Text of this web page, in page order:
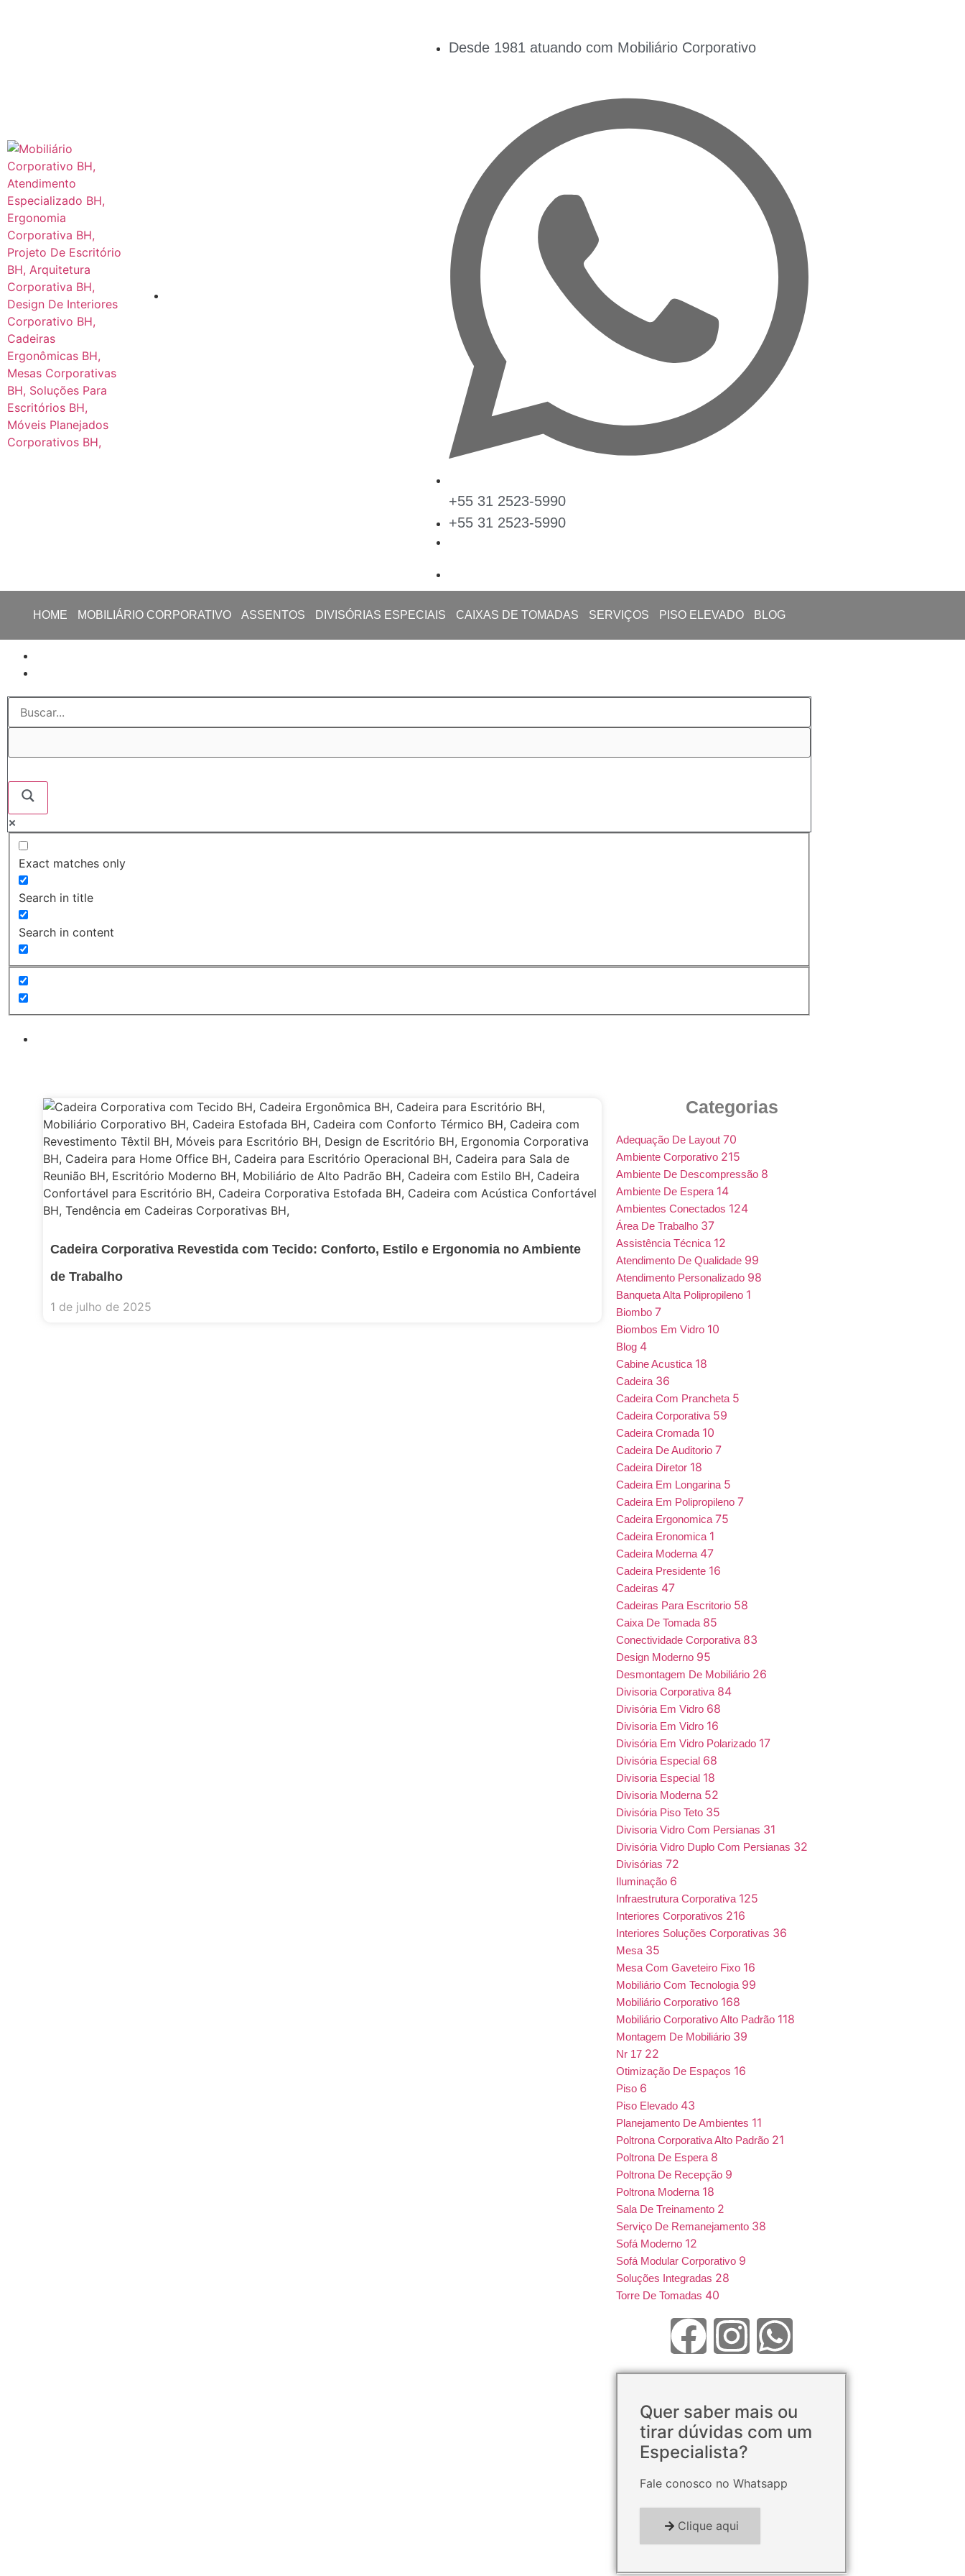
Desde 1981 atuando com Mobiliário Corporativo
+55 31 2523-5990
+55 31 2523-5990
HOME MOBILIÁRIO CORPORATIVO ASSENTOS DIVISÓRIAS ESPECIAIS CAIXAS DE TOMADAS SERVIÇOS PISO ELEVADO BLOG
Exact matches only
Search in title
Search in content
Cadeira Corporativa Revestida com Tecido: Conforto, Estilo e Ergonomia no Ambiente
de Trabalho
1 de julho de 2025
Categorias
Adequação De Layout 70
Ambiente Corporativo 215
Ambiente De Descompressão 8
Ambiente De Espera 14
Ambientes Conectados 124
Área De Trabalho 37
Assistência Técnica 12
Atendimento De Qualidade 99
Atendimento Personalizado 98
Banqueta Alta Polipropileno 1
Biombo 7
Biombos Em Vidro 10
Blog 4
Cabine Acustica 18
Cadeira 36
Cadeira Com Prancheta 5
Cadeira Corporativa 59
Cadeira Cromada 10
Cadeira De Auditorio 7
Cadeira Diretor 18
Cadeira Em Longarina 5
Cadeira Em Polipropileno 7
Cadeira Ergonomica 75
Cadeira Eronomica 1
Cadeira Moderna 47
Cadeira Presidente 16
Cadeiras 47
Cadeiras Para Escritorio 58
Caixa De Tomada 85
Conectividade Corporativa 83
Design Moderno 95
Desmontagem De Mobiliário 26
Divisoria Corporativa 84
Divisória Em Vidro 68
Divisoria Em Vidro 16
Divisória Em Vidro Polarizado 17
Divisória Especial 68
Divisoria Especial 18
Divisoria Moderna 52
Divisória Piso Teto 35
Divisoria Vidro Com Persianas 31
Divisória Vidro Duplo Com Persianas 32
Divisórias 72
Iluminação 6
Infraestrutura Corporativa 125
Interiores Corporativos 216
Interiores Soluções Corporativas 36
Mesa 35
Mesa Com Gaveteiro Fixo 16
Mobiliário Com Tecnologia 99
Mobiliário Corporativo 168
Mobiliário Corporativo Alto Padrão 118
Montagem De Mobiliário 39
Nr 17 22
Otimização De Espaços 16
Piso 6
Piso Elevado 43
Planejamento De Ambientes 11
Poltrona Corporativa Alto Padrão 21
Poltrona De Espera 8
Poltrona De Recepção 9
Poltrona Moderna 18
Sala De Treinamento 2
Serviço De Remanejamento 38
Sofá Moderno 12
Sofá Modular Corporativo 9
Soluções Integradas 28
Torre De Tomadas 40
Quer saber mais ou
tirar dúvidas com um
Especialista?
Fale conosco no Whatsapp
Clique aqui